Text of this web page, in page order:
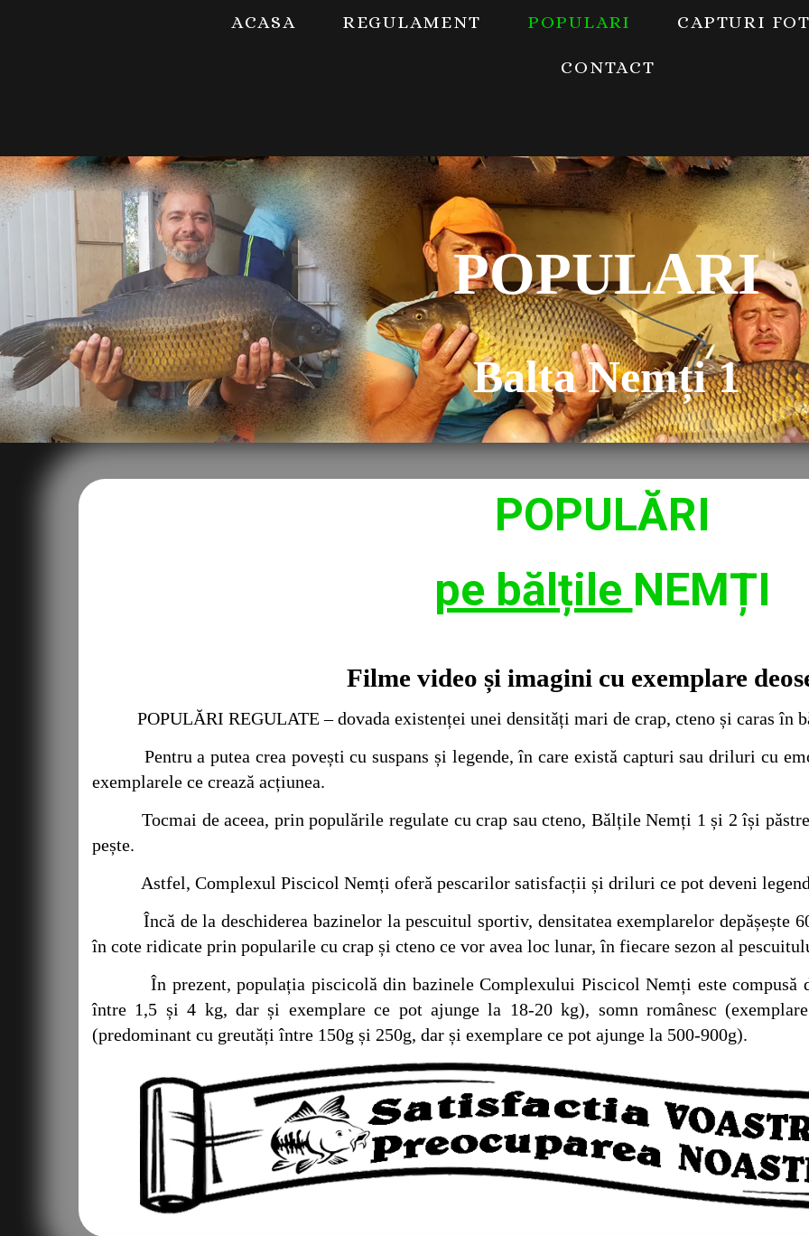
ACASA REGULAMENT POPULARI CAPTURI
CONTACT
POPULARI
Balta Nemți 1
POPULĂRI
pe bălțile NEMȚI
Filme video și imagini cu exemplare
POPULĂRI REGULATE – dovada existenței unei densități mari de crap, cteno și caras în
Pentru a putea crea povești cu suspans și legende, în care există capturi sau driluri cu
exemplarele ce crează acțiunea.
Tocmai de aceea, prin populările regulate cu crap sau cteno, Bălțile Nemți 1 și 2 își
pește.
Astfel, Complexul Piscicol Nemți oferă pescarilor satisfacții și driluri ce pot deveni
Încă de la deschiderea bazinelor la pescuitul sportiv, densitatea exemplarelor depășește
în cote ridicate prin popularile cu crap și cteno ce vor avea loc lunar, în fiecare sezon al
În prezent, populația piscicolă din bazinele Complexului Piscicol Nemți este compusă
între 1,5 și 4 kg, dar și exemplare ce pot ajunge la 18-20 kg), somn românesc
(predominant cu greutăți între 150g și 250g, dar și exemplare ce pot ajunge la 500-900g).